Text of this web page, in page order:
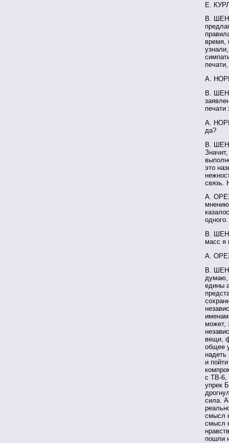
Е.
В.
время,
А.
В.
печати
А.
да?
В.
это
связь.
А.
В.
масс я
А.
В.
думаю,
едины
может,
вещи,
общее
надеть
и
с ТВ-6,
упрек
сила.
смысл
смысл
пошли